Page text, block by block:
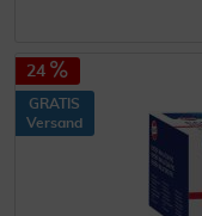
24
GRATIS
Versand